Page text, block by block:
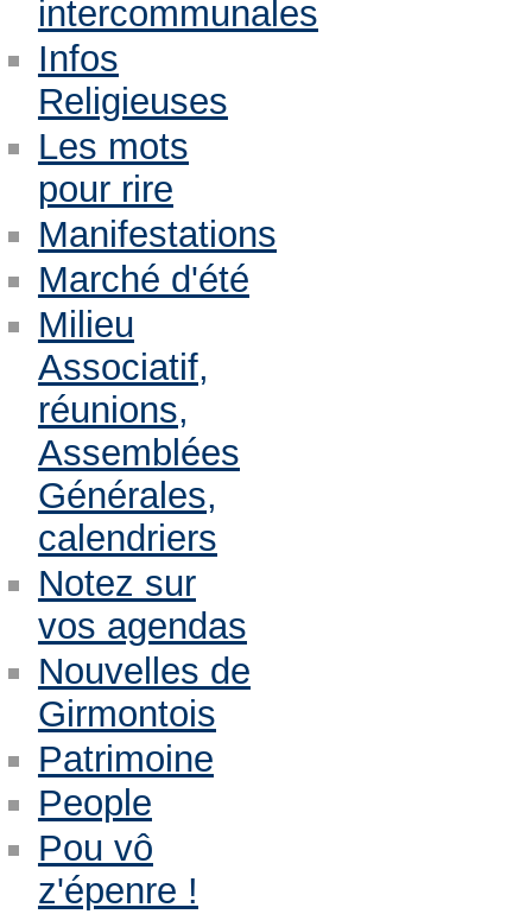
intercommunales
Infos
Religieuses
Les mots
pour rire
Manifestations
Marché d'été
Milieu
Associatif,
réunions,
Assemblées
Générales,
calendriers
Notez sur
vos agendas
Nouvelles de
Girmontois
Patrimoine
People
Pou vô
z'épenre !